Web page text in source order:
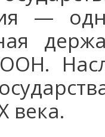
—
ООН.
века.